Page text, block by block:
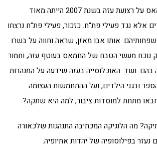
ועוד. השתלטות החמאס על רצועת עזה בשנת 2007 הייתה מאוד
אלא נגד פעילי פת"ח. כזכור, פעילי פת"ח נרצחו
אותו אבו מאזן, שראה וחווה על בשרו
נוכח מעשי הטבח של החמאס בעוטף עזה, וחמור
ועוד. האוכלוסייה בעזה שידעה על המנהרות
ובגני הילדים, ועל ההתחמשות העצומה
מתחת למוסדות ציבור, למה היא שתקה?
מה הלוגיקה המכתיבה התנהגות שלכאורה
נעזר בפילוסופיה של יהדות אתיופיה.